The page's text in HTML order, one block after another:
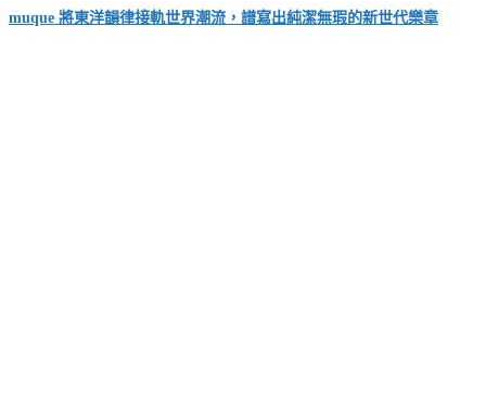
muque 將東洋韻律接軌世界潮流，譜寫出純潔無瑕的新世代樂章